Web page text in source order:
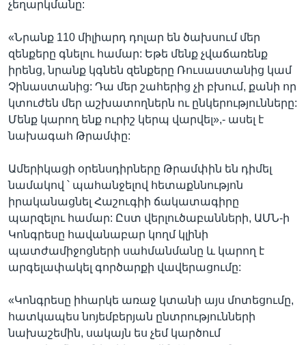
չեղարկմանը:
«Նրանք 110 միլիարդ դոլար են ծախսում մեր
զենքերը գնելու համար: Եթե մենք չվաճառենք
իրենց, նրանք կգնեն զենքերը Ռուսաստանից կամ
Չինաստանից: Դա մեր շահերից չի բխում, քանի որ
կտուժեն մեր աշխատողներն ու ընկերությունները:
Մենք կարող ենք ուրիշ կերպ վարվել»,- ասել է
նախագահ Թրամփը:
Ամերիկացի օրենսդիրները Թրամփին են դիմել
նամակով ՝ պահանջելով հետաքննությոն
իրականացնել Հաշուգիի ճակատագիրը
պարզելու համար: Ըստ վերլուծաբանների, ԱՄՆ-ի
Կոնգրեսը հավանաբար կողմ կլինի
պատժամիջոցների սահմանմանը և կարող է
արգելափակել գործարքի վավերացումը:
«Կոնգրեսը իհարկե առաջ կտանի այս մոտեցումը,
հատկապես նոյեմբերյան ընտրությունների
նախաշեմին, սակայն ես չեմ կարծում